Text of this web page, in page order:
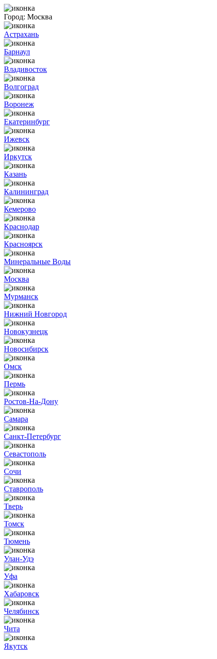
Город: Москва
Астрахань
Барнаул
Владивосток
Волгоград
Воронеж
Екатеринбург
Ижевск
Иркутск
Казань
Калининград
Кемерово
Краснодар
Красноярск
Минеральные Воды
Москва
Мурманск
Нижний Новгород
Новокузнецк
Новосибирск
Омск
Пермь
Ростов-На-Дону
Самара
Санкт-Петербург
Севастополь
Сочи
Ставрополь
Тверь
Томск
Тюмень
Улан-Удэ
Уфа
Хабаровск
Челябинск
Чита
Якутск